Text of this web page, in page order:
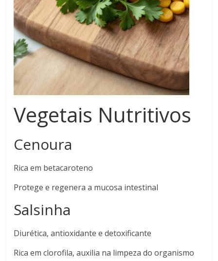
Vegetais Nutritivos
Cenoura
Rica em betacaroteno
Protege e regenera a mucosa intestinal
Salsinha
Diurética, antioxidante e detoxificante
Rica em clorofila, auxilia na limpeza do organismo